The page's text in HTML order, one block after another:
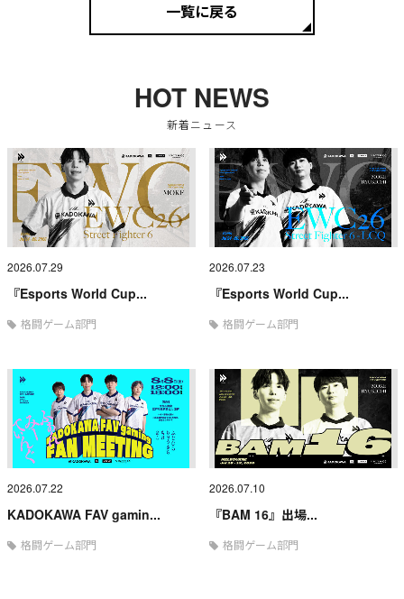
一覧に戻る
HOT NEWS
新着ニュース
2026.07.29
『Esports World Cup...
格闘ゲーム部門
2026.07.23
『Esports World Cup...
格闘ゲーム部門
2026.07.22
KADOKAWA FAV gamin...
格闘ゲーム部門
2026.07.10
『BAM 16』出場...
格闘ゲーム部門